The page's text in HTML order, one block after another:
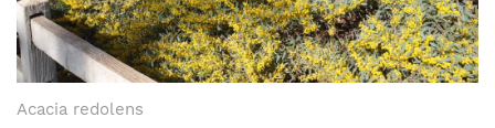
Acacia redolens